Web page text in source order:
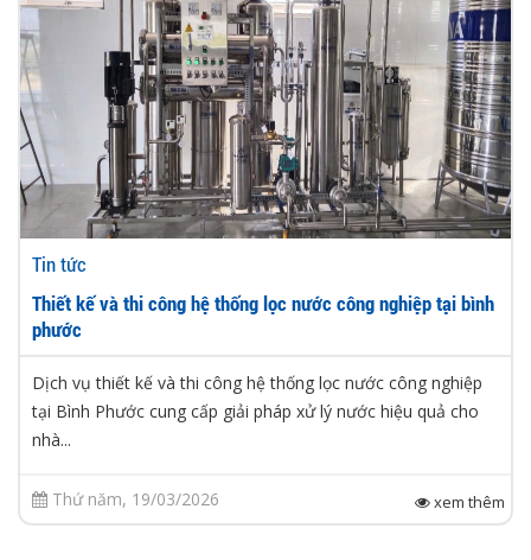
Tin tức
Thiết kế và thi công hệ thống lọc nước công nghiệp tại bình
phước
Dịch vụ thiết kế và thi công hệ thống lọc nước công nghiệp
tại Bình Phước cung cấp giải pháp xử lý nước hiệu quả cho
nhà...
Thứ năm, 19/03/2026 xem thêm